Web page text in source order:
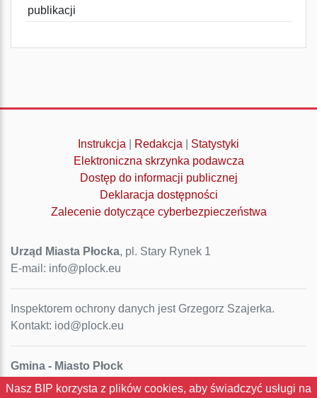
publikacji
Instrukcja Redakcja
Statystyki
Elektroniczna skrzynka podawcza
Dostęp do informacji publicznej
Deklaracja dostępności
Zalecenie dotyczące cyberbezpieczeństwa
Urząd Miasta Płocka, pl. Stary Rynek 1
E-mail: info@plock.eu
Inspektorem ochrony danych jest Grzegorz Szajerka.
Kontakt: iod@plock.eu
Gmina - Miasto Płock
Pl. Stary Rynek 1
Nasz BIP korzysta z plików cookies, aby świadczyć usługi na